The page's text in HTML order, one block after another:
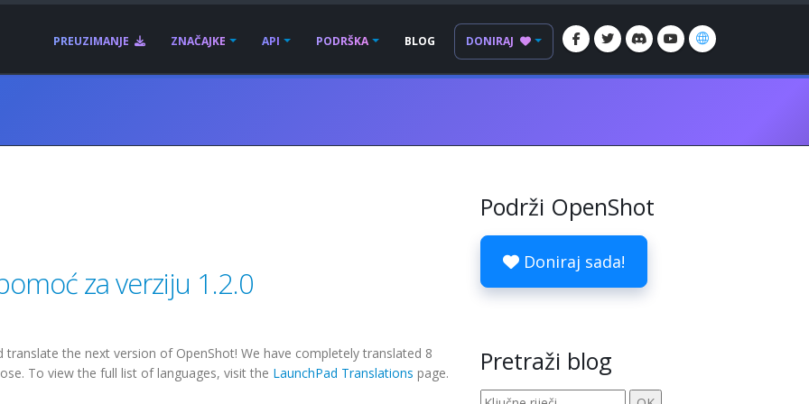
PREUZIMANJE ZNAČAJKE API PODRŠKA BLOG DONIRAJ
za verziju 1.2.0
the next version of OpenShot! We have completely translated 8
To view the full list of languages, visit the LaunchPad Translations page.
Podrži OpenShot
Doniraj sada!
Pretraži blog